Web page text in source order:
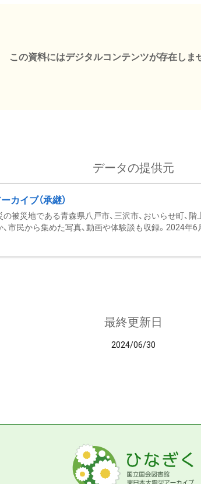
この資料にはデジタルコンテンツが存在しま
データの提供元
カイブ（承継）
被災地である青森県八戸市、三沢市、おいらせ町、
市民から集めた写真、動画や体験談も収録。2024
最終更新日
2024/06/30